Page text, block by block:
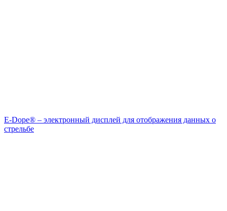
E-Dope® – электронный дисплей для отображения данных о
стрельбе